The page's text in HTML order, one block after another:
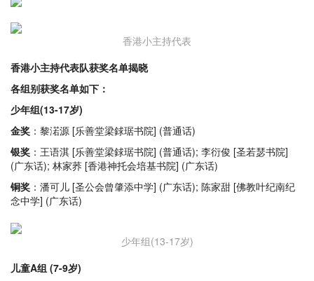
香港小主持代表
香港小主持代表队获奖名单揭晓
各组别获奖名单如下：
少年组(13-17岁)
金奖 ：黎渃源 [乐善堂梁銶琚书院] (普通话)
银奖 ：王语淇 [乐善堂梁銶琚书院] (普通话); 李衍俊 [圣若瑟书院]
(广东话); 林家荞 [香港神托会培基书院] (广东话)
铜奖 ：潘可儿 [圣公会曾肇添中学] (广东话); 陈家甜 [佛教叶纪南纪
念中学] (广东话)
少年组(13-17岁)
儿童A组 (7-9岁)